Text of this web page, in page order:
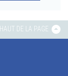
HAUT DE LA PAGE